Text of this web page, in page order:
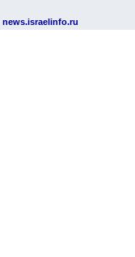
news.israelinfo.ru